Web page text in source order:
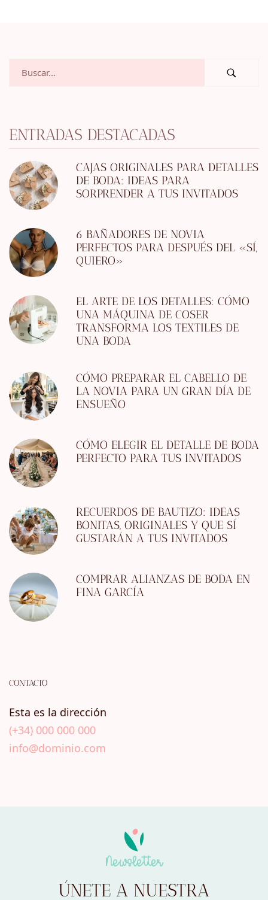
ENTRADAS DESTACADAS
CAJAS ORIGINALES PARA DETALLES
DE BODA: IDEAS PARA
SORPRENDER A TUS INVITADOS
6 BAÑADORES DE NOVIA
PERFECTOS PARA DESPUÉS DEL «SÍ,
QUIERO»
EL ARTE DE LOS DETALLES: CÓMO
UNA MÁQUINA DE COSER
TRANSFORMA LOS TEXTILES DE
UNA BODA
CÓMO PREPARAR EL CABELLO DE
LA NOVIA PARA UN GRAN DÍA DE
ENSUEÑO
CÓMO ELEGIR EL DETALLE DE BODA
PERFECTO PARA TUS INVITADOS
RECUERDOS DE BAUTIZO: IDEAS
BONITAS, ORIGINALES Y QUE SÍ
GUSTARÁN A TUS INVITADOS
COMPRAR ALIANZAS DE BODA EN
FINA GARCÍA
CONTACTO
Esta es la dirección
(+34) 000 000 000
info@dominio.com
Newsletter
ÚNETE A NUESTRA